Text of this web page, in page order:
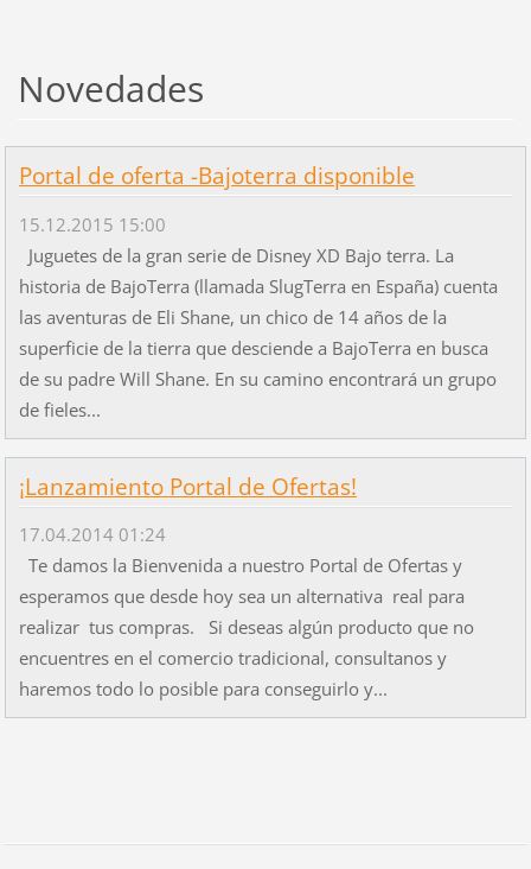
Novedades
Portal de oferta -Bajoterra disponible
15.12.2015 15:00
Juguetes de la gran serie de Disney XD Bajo terra. La
historia de BajoTerra (llamada SlugTerra en España) cuenta
las aventuras de Eli Shane, un chico de 14 años de la
superficie de la tierra que desciende a BajoTerra en busca
de su padre Will Shane. En su camino encontrará un grupo
de fieles...
¡Lanzamiento Portal de Ofertas!
17.04.2014 01:24
Te damos la Bienvenida a nuestro Portal de Ofertas y
esperamos que desde hoy sea un alternativa real para
realizar tus compras. Si deseas algún producto que no
encuentres en el comercio tradicional, consultanos y
haremos todo lo posible para conseguirlo y...